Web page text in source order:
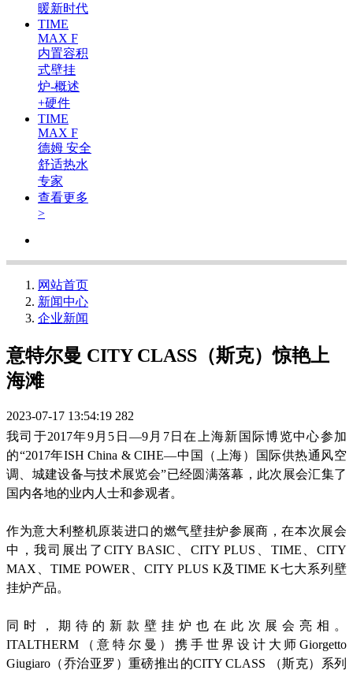
暖新时代
TIME
MAX F
内置容积
式壁挂
炉-概述
+硬件
TIME
MAX F
德姆 安全
舒适热水
专家
查看更多
>
网站首页
新闻中心
企业新闻
意特尔曼 CITY CLASS（斯克）惊艳上
海滩
2023-07-17 13:54:19 282
我司于2017年9月5日—9月7日在上海新国际博览中心参加
的“2017年ISH China & CIHE—中国（上海）国际供热通风空
调、城建设备与技术展览会”已经圆满落幕，此次展会汇集了
国内各地的业内人士和参观者。
作为意大利整机原装进口的燃气壁挂炉参展商，在本次展会
中，我司展出了CITY BASIC、CITY PLUS、TIME、CITY
MAX、TIME POWER、CITY PLUS K及TIME K七大系列壁
挂炉产品。
同时，期待的新款壁挂炉也在此次展会亮相。
ITALTHERM（意特尔曼）携手世界设计大师Giorgetto
Giugiaro（乔治亚罗）重磅推出的CITY CLASS （斯克）系列